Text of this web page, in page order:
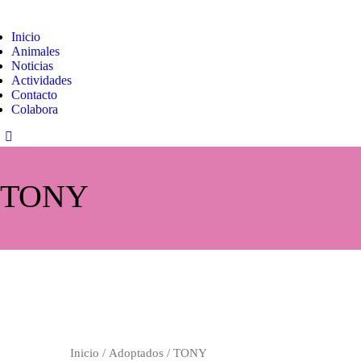
Inicio
Animales
Noticias
Actividades
Contacto
Colabora
TONY
Inicio / Adoptados / TONY